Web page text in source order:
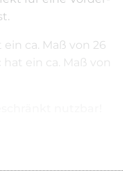
ca. Maß von 26
ein ca. Maß von